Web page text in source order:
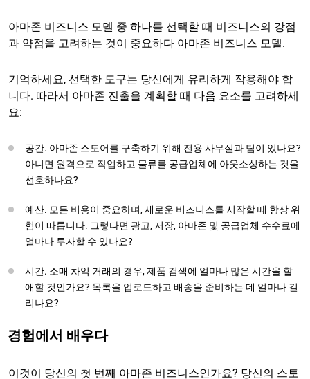
아마존 비즈니스 모델 중 하나를 선택할 때 비즈니스의 강점
과 약점을 고려하는 것이 중요하다 아마존 비즈니스 모델.
기억하세요, 선택한 도구는 당신에게 유리하게 작용해야 합
니다. 따라서 아마존 진출을 계획할 때 다음 요소를 고려하세
요:
공간. 아마존 스토어를 구축하기 위해 전용 사무실과 팀이 있나요?
아니면 원격으로 작업하고 물류를 공급업체에 아웃소싱하는 것을
선호하나요?
예산. 모든 비용이 중요하며, 새로운 비즈니스를 시작할 때 항상 위
험이 따릅니다. 그렇다면 광고, 저장, 아마존 및 공급업체 수수료에
얼마나 투자할 수 있나요?
시간. 소매 차익 거래의 경우, 제품 검색에 얼마나 많은 시간을 할
애할 것인가요? 목록을 업로드하고 배송을 준비하는 데 얼마나 걸
리나요?
경험에서 배우다
이것이 당신의 첫 번째 아마존 비즈니스인가요? 당신의 스토